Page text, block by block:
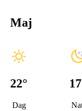
Maj
22°
Dag
17